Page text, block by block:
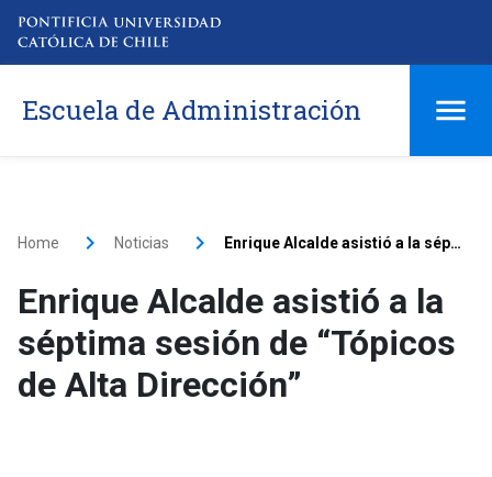
Escuela de Administración
Home Noticias Enrique Alcalde asistió a la séptima sesión de “Tópicos de Alta Dirección”
Enrique Alcalde asistió a la
séptima sesión de “Tópicos
de Alta Dirección”